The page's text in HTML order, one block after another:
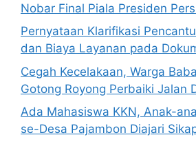
Nobar Final Piala Presiden
Pernyataan Klarifikasi
dan Biaya Layanan pada
Cegah Kecelakaan, Warga
Gotong Royong Perbaiki Jalan
Ada Mahasiswa KKN, Anak-
se-Desa Pajambon Diajari